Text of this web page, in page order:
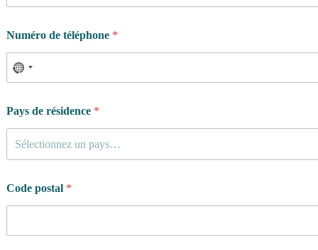
Numéro de téléphone *
Pays de résidence *
Sélectionnez un pays…
Code postal *